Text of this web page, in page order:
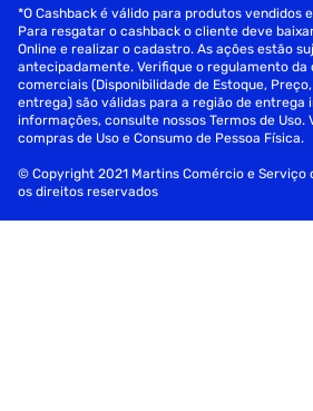
Departamento
*O Cashback é válido para produtos vendidos
Para resgatar o cashback o cliente deve
Online e realizar o cadastro. As ações estão
antecipadamente. Verifique o regulamento da
comerciais (Disponibilidade de Estoque,
entrega) são válidas para a região de entrega
informações, consulte nossos Termos de Uso.
compras de Uso e Consumo de Pessoa Física.
© Copyright 2021 Martins Comércio e Serviço
os direitos reservados